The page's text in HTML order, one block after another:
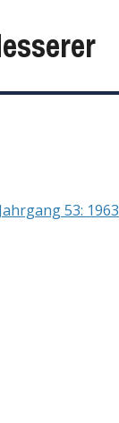
Jahrgang 53: 1963